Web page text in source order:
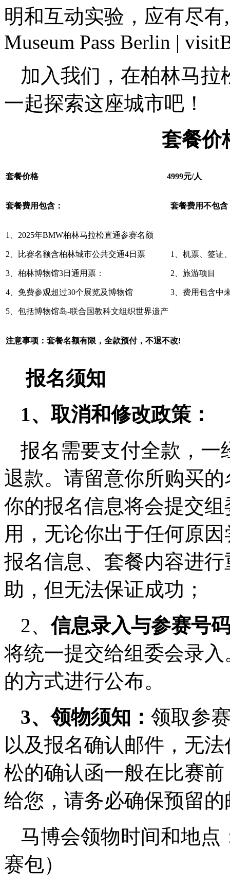
明和互动实验，应有尽
Museum Pass Berlin |
加入我们，在柏林马
一起探索这座城市吧！
套餐价
套餐价格 4999元/人
套餐费用包含： 套餐费用不包含
1、2025年BMW柏林马拉松直通参赛名额
2、比赛名额含柏林城市公共交通4日票
3、柏林博物馆3日通用票：
4、免费参观超过30个展览及博物馆
5、包括博物馆岛-联合国教科文组织世界遗产
1、机票、签
2、旅
3、费⽤包含中
注意事项： 套餐名额有限，全款预付，不退不改!
报名须知
1、取消和修改政策：
报名需要支付全款，一
退款。请留意你所购买
你的报名信息将会提交
用，无论你出于任何原
报名信息、套餐内容进
助，但无法保证成功；
2、信息录入与参赛号
将统一提交给组委会录
的方式进行公布。
3、领物须知： 领取参
以及报名确认邮件，无
松的确认函一般在比赛
给您，请务必确保预留
马博会领物时间和地点
赛包）